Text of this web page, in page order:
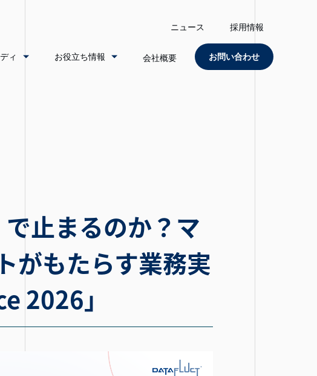
ニュース 採用情報
ィ お役立ち情報 会社概要 お問い合わせ
止まるのか？マ
がもたらす業務実
2026」